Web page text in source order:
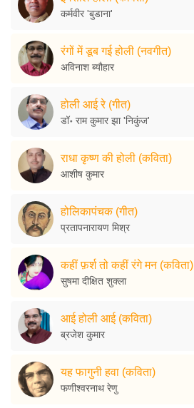
कर्मवीर 'बुडाना'
रंगों में डूब गई होली (नवगीत)
अविनाश ब्यौहार
होली आई रे (गीत)
डॉ॰ राम कुमार झा 'निकुंज'
राधा कृष्ण की होली (कविता)
आशीष कुमार
होलिकापंचक (गीत)
प्रतापनारायण मिश्र
कहीं फ़र्श तो कहीं रंगे मन (कविता)
सुषमा दीक्षित शुक्ला
आई होली आई (कविता)
ब्रजेश कुमार
यह फागुनी हवा (कविता)
फणीश्वरनाथ रेणु